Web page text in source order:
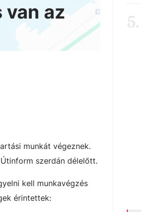
az
munkát végeznek.
szerdán délelőtt.
kell munkavégzés
érintettek:
5.